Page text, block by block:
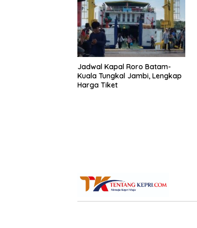
Jadwal Kapal Roro Batam-
Kuala Tungkal Jambi, Lengkap
Harga Tiket